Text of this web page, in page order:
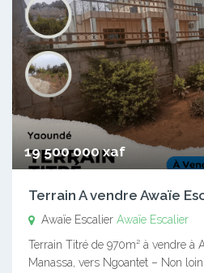
19 500 000 xaf
Terrain A vendre Awaïe
Awaïe Escalier Awaïe Escalier
Terrain Titré de 970m² à vendre à
Manassa, vers Ngoantet – Non